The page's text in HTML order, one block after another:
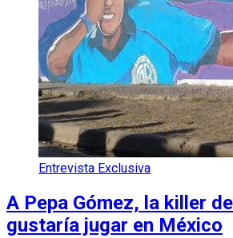
Entrevista Exclusiva
A Pepa Gómez, la killer
gustaría jugar en México